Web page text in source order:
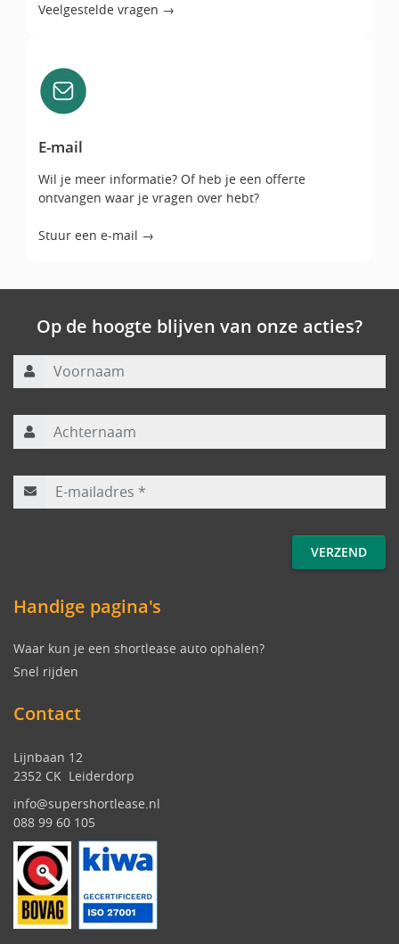
Veelgestelde vragen →
E-mail
Wil je meer informatie? Of heb je een offerte
ontvangen waar je vragen over hebt?
Stuur een e-mail →
Op de hoogte blijven van onze acties?
Handige pagina's
Waar kun je een shortlease auto ophalen?
Snel rijden
Contact
Lijnbaan 12
2352 CK Leiderdorp
info@supershortlease.nl
088 99 60 105